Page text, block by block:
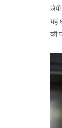
यह
की